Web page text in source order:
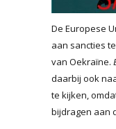
De Europese
aan sancties
van Oekraïne.
daarbij ook
te kijken,
bijdragen aan